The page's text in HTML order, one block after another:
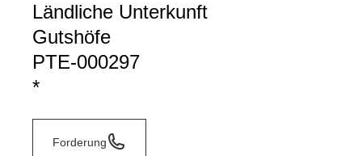
Ländliche Unterkunft
Gutshöfe
PTE-000297
*
Forderung